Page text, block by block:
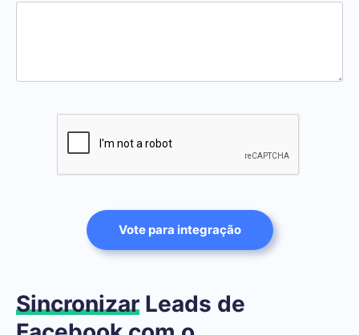
Vote para integração
Sincronizar Leads de